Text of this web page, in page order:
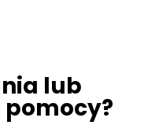
lub